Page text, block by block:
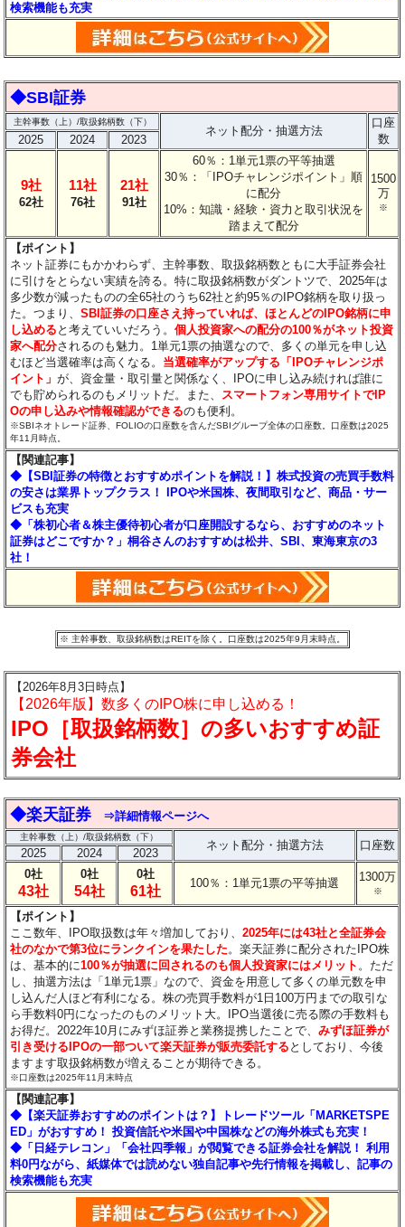
検索機能も充実
◆SBI証券
主幹事数（上）/取扱銘柄数（下）
ネット配分・抽選方法
口座
数
2025 2024 2023
9社
62社
11社
76社
21社
91社
60％：1単元1票の平等抽選
30％：「IPOチャレンジポイント」順
に配分
10%：知識・経験・資力と取引状況を
踏まえて配分
1500
万
※
【ポイント】
ネット証券にもかかわらず、主幹事数、取扱銘柄数ともに大手証券会社
に引けをとらない実績を誇る。特に取扱銘柄数がダントツで、2025年は
多少数が減ったものの全65社のうち62社と約95％のIPO銘柄を取り扱っ
た。つまり、SBI証券の口座さえ持っていれば、ほとんどのIPO銘柄に申
し込める と考えていいだろう。個人投資家への配分の100％がネット投資
家へ配分されるのも魅力。1単元1票の抽選なので、多くの単元を申し込
むほど当選確率は高くなる。 当選確率がアップする「IPOチャレンジポ
イント」が、資金量・取引量と関係なく、IPOに申し込み続ければ誰に
でも貯められるのもメリットだ。また、 スマートフォン専用サイトでIP
Oの申し込みや情報確認ができるのも便利。
※SBIネオトレード証券、FOLIOの口座数を含んだSBIグループ全体の口座数。口座数は2025
年11月時点。
【関連記事】
◆【SBI証券の特徴とおすすめポイントを解説！】株式投資の売買手数料
の安さは業界トップクラス！ IPOや米国株、夜間取引など、商品・サー
ビスも充実
◆「株初心者＆株主優待初心者が口座開設するなら、おすすめのネット
証券はどこですか？」桐谷さんのおすすめは松井、SBI、東海東京の3
社！
※ 主幹事数、取扱銘柄数はREITを除く。口座数は2025年9月末時点。
【2026年8月3日時点】
【2026年版】数多くのIPO株に申し込める！
IPO［取扱銘柄数］の多いおすすめ証
券会社
◆楽天証券 ⇒詳細情報ページへ
主幹事数（上）/取扱銘柄数（下）
ネット配分・抽選方法 口座数
2025 2024
2023
0社
43社
0社
54社
0社
61社
100％：1単元1票の平等抽選 1300万
※
【ポイント】
ここ数年、IPO取扱数は年々増加しており、2025年には43社と全証券会
社のなかで第3位にランクインを果たした。楽天証券に配分されたIPO株
は、基本的に100％が抽選に回されるのも個人投資家にはメリット 。ただ
し、抽選方法は「1単元1票」なので、資金を用意して多くの単元数を申
し込んだ人ほど有利になる。株の売買手数料が1日100万円までの取引な
ら手数料0円になったのものメリット大。IPO当選後に売る際の手数料も
お得だ。2022年10月にみずほ証券と業務提携したことで、みずほ証券が
引き受けるIPOの一部ついて楽天証券が販売委託する としており、今後
ますます取扱銘柄数が増えることが期待できる。
※口座数は2025年11月末時点
【関連記事】
◆【楽天証券おすすめのポイントは？】トレードツール「MARKETSPE
ED」がおすすめ！ 投資信託や米国や中国株などの海外株式も充実！
◆「日経テレコン」「会社四季報」が閲覧できる証券会社を解説！ 利用
料0円ながら、紙媒体では読めない独自記事や先行情報を掲載し、記事の
検索機能も充実